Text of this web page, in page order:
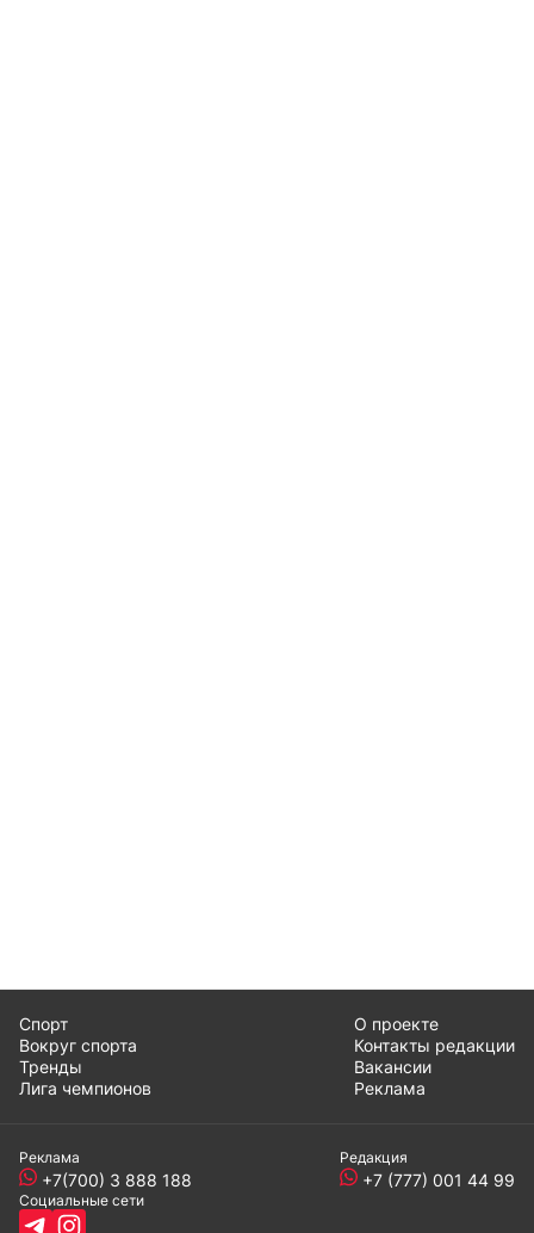
Спорт
Вокруг спорта
Тренды
Лига чемпионов
О проекте
Контакты редакции
Вакансии
Реклама
Реклама
+7(700) 3 888 188
Редакция
+7 (777) 001 44 99
Социальные сети